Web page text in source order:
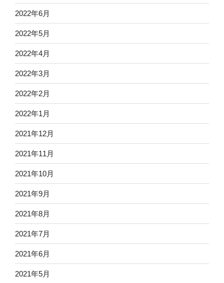
2022年6月
2022年5月
2022年4月
2022年3月
2022年2月
2022年1月
2021年12月
2021年11月
2021年10月
2021年9月
2021年8月
2021年7月
2021年6月
2021年5月